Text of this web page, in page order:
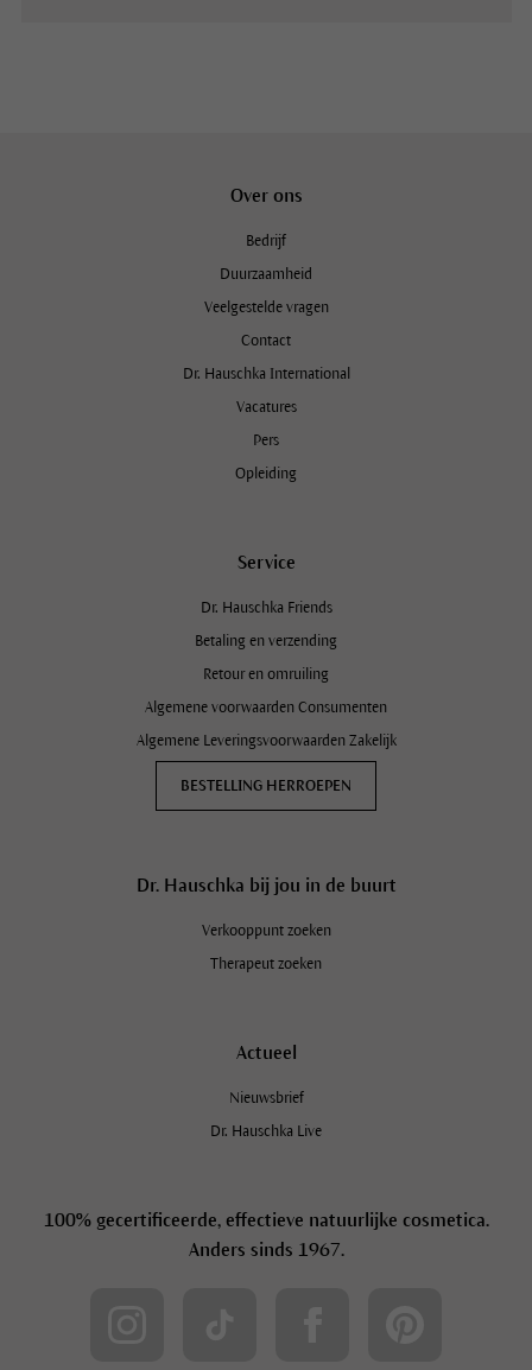
Over ons
Bedrijf
Duurzaamheid
Veelgestelde vragen
Contact
Dr. Hauschka International
Vacatures
Pers
Opleiding
Service
Dr. Hauschka Friends
Betaling en verzending
Retour en omruiling
Algemene voorwaarden Consumenten
Algemene Leveringsvoorwaarden Zakelijk
BESTELLING HERROEPEN
Dr. Hauschka bij jou in de buurt
Verkooppunt zoeken
Therapeut zoeken
Actueel
Nieuwsbrief
Dr. Hauschka Live
100% gecertificeerde, effectieve natuurlijke cosmetica.
Anders sinds 1967.